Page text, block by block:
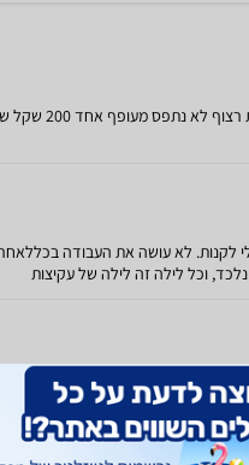
פשוט לא עובד כמה לילות רצוף לא
לקנות. לא עושה את העבודה
וכל לילה זה לילה של עקיצות
המוצר פשוט לא עובד. בזבזתי על זה 200 ש"ח והיו לי הרבה תקוות,
ובכל פעם נאלצתי לחבר את הדוחה
הלילה אחרי מיליון עקיצות שכבר לא
ממש כך